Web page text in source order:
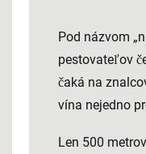
Pod názvom
pestovateľov
čaká na
vína nejedno
Len 500